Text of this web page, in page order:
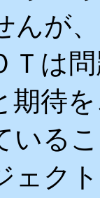
んが
Ｔは
期待
いる
ェク